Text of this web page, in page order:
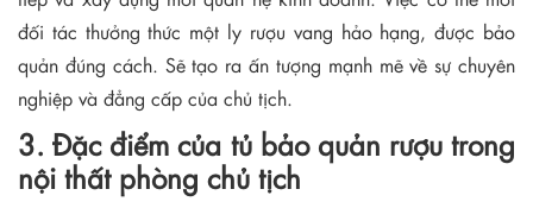
đối tác thưởng thức một ly rượu vang hảo hạng, được bảo
quản đúng cách. Sẽ tạo ra ấn tượng mạnh mẽ về sự chuyên
nghiệp và đẳng cấp của chủ tịch.
3. Đặc điểm của tủ bảo quản rượu trong
nội thất phòng chủ tịch